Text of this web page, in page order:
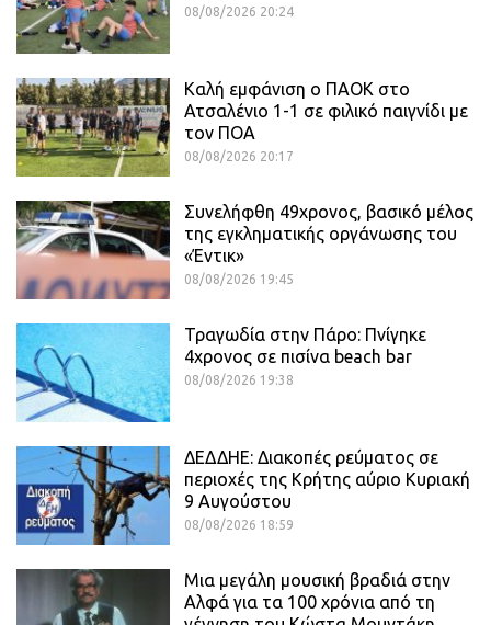
08/08/2026 20:24
Καλή εμφάνιση ο ΠΑΟΚ στο
Ατσαλένιο 1-1 σε φιλικό παιγνίδι με
τον ΠΟΑ
08/08/2026 20:17
Συνελήφθη 49χρονος, βασικό μέλος
της εγκληματικής οργάνωσης του
«Έντικ»
08/08/2026 19:45
Τραγωδία στην Πάρο: Πνίγηκε
4χρονος σε πισίνα beach bar
08/08/2026 19:38
ΔΕΔΔΗΕ: Διακοπές ρεύματος σε
περιοχές της Κρήτης αύριο Κυριακή
9 Αυγούστου
08/08/2026 18:59
Μια μεγάλη μουσική βραδιά στην
Αλφά για τα 100 χρόνια από τη